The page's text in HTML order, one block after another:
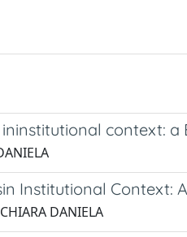
context: a
Institutional Context:
DANIELA